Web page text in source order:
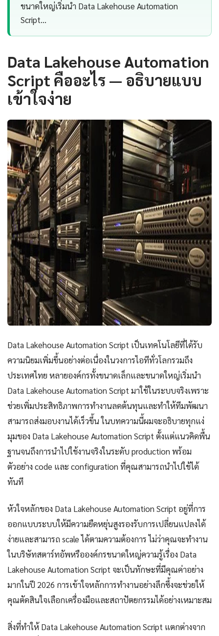
ขนาดใหญ่เริ่มนำ Data Lakehouse Automation
Script…
Data Lakehouse Automation
Script คืออะไร — อธิบายแบบ
เข้าใจง่าย
Data Lakehouse Automation Script เป็นเทคโนโลยีที่ได้รับ
ความนิยมเพิ่มขึ้นอย่างต่อเนื่องในวงการไอทีทั่วโลกรวมถึง
ประเทศไทย หลายองค์กรทั้งขนาดเล็กและขนาดใหญ่เริ่มนำ
Data Lakehouse Automation Script มาใช้ในระบบจริงเพราะ
ช่วยเพิ่มประสิทธิภาพการทำงานลดต้นทุนและทำให้ทีมพัฒนา
สามารถส่งมอบงานได้เร็วขึ้น ในบทความนี้ผมจะอธิบายทุกแง่
มุมของ Data Lakehouse Automation Script ตั้งแต่แนวคิดพื้น
ฐานจนถึงการนำไปใช้งานจริงในระดับ production พร้อม
ตัวอย่าง code และ configuration ที่คุณสามารถนำไปใช้ได้
ทันที
หัวใจหลักของ Data Lakehouse Automation Script อยู่ที่การ
ออกแบบระบบให้มีความยืดหยุ่นสูงรองรับการเปลี่ยนแปลงได้
ง่ายและสามารถ scale ได้ตามความต้องการ ไม่ว่าคุณจะทำงาน
ในบริษัทสตาร์ทอัพหรือองค์กรขนาดใหญ่ความรู้เรื่อง Data
Lakehouse Automation Script จะเป็นทักษะที่มีคุณค่าอย่าง
มากในปี 2026 การเข้าใจหลักการทำงานอย่างลึกซึ้งจะช่วยให้
คุณตัดสินใจเลือกเครื่องมือและสถาปัตยกรรมได้อย่างเหมาะสม
สิ่งที่ทำให้ Data Lakehouse Automation Script แตกต่างจาก